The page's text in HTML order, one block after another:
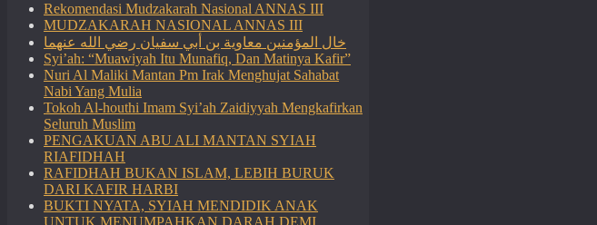
Rekomendasi Mudzakarah Nasional ANNAS III
MUDZAKARAH NASIONAL ANNAS III
خال المؤمنين معاوية بن أبي سفيان رضي الله عنهما
Syi’ah: “Muawiyah Itu Munafiq, Dan Matinya Kafir”
Nuri Al Maliki Mantan Pm Irak Menghujat Sahabat
Nabi Yang Mulia
Tokoh Al-houthi Imam Syi’ah Zaidiyyah Mengkafirkan
Seluruh Muslim
PENGAKUAN ABU ALI MANTAN SYIAH
RIAFIDHAH
RAFIDHAH BUKAN ISLAM, LEBIH BURUK
DARI KAFIR HARBI
BUKTI NYATA, SYIAH MENDIDIK ANAK